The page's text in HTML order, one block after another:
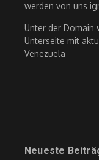
werden von uns
Unter der Domain
Unterseite mit
Venezuela
Neueste